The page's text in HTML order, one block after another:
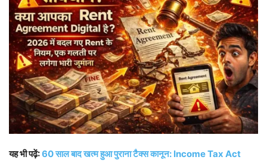
यह भी पढ़ें:60 साल बाद खत्म हुआ पुराना टैक्स कानून: Income Tax Act